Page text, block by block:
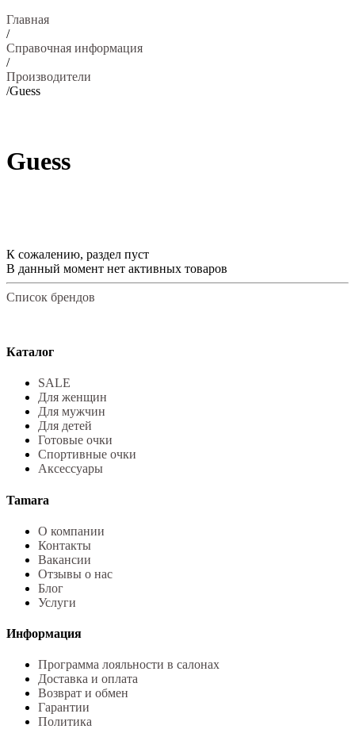
Главная
/
Справочная информация
/
Производители
/Guess
Guess
К сожалению, раздел пуст
В данный момент нет активных товаров
Список брендов
Каталог
SALE
Для женщин
Для мужчин
Для детей
Готовые очки
Спортивные очки
Аксессуары
Tamara
О компании
Контакты
Вакансии
Отзывы о нас
Блог
Услуги
Информация
Программа лояльности в салонах
Доставка и оплата
Возврат и обмен
Гарантии
Политика